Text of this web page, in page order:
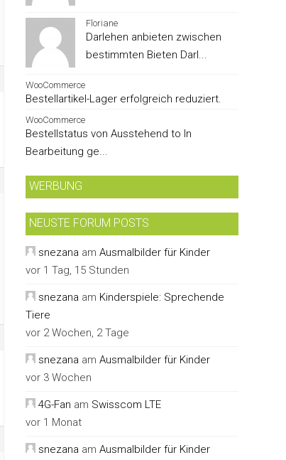
Floriane
Darlehen anbieten zwischen
bestimmten Bieten Darl...
WooCommerce
Bestellartikel-Lager erfolgreich reduziert.
WooCommerce
Bestellstatus von Ausstehend to In
Bearbeitung ge...
WERBUNG
NEUSTE FORUM POSTS
snezana am Ausmalbilder für Kinder
vor 1 Tag, 15 Stunden
snezana am Kinderspiele: Sprechende
Tiere
vor 2 Wochen, 2 Tage
snezana am Ausmalbilder für Kinder
vor 3 Wochen
4G-Fan am Swisscom LTE
vor 1 Monat
snezana am Ausmalbilder für Kinder